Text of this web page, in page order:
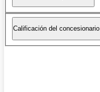
Calificación del concesionario